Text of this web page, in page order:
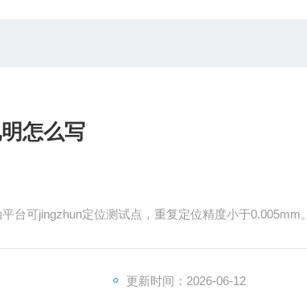
怎么写
台可jingzhun定位测试点，重复定位精度小于0.005mm。
更新时间：2026-06-12